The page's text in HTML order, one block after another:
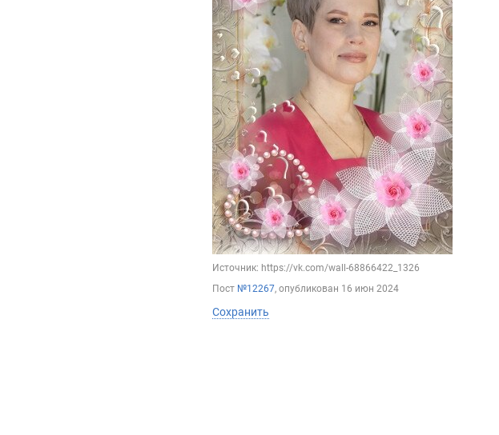
Источник: https://vk.com/wall-68866422_1326
Пост №12267, опубликован 16 июн 2024
Сохранить